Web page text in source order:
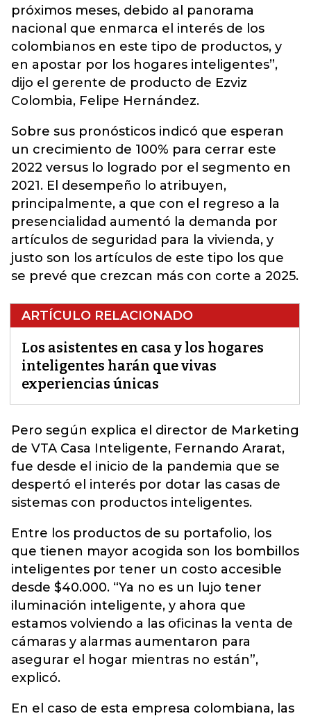
próximos meses, debido al panorama
nacional que enmarca el interés de los
colombianos en este tipo de productos, y
en apostar por los hogares inteligentes”,
dijo el gerente de producto de Ezviz
Colombia, Felipe Hernández.
Sobre sus pronósticos indicó que esperan
un crecimiento de 100% para cerrar este
2022 versus lo logrado por el segmento en
2021. El desempeño lo atribuyen,
principalmente, a que con el regreso a la
presencialidad aumentó la demanda por
artículos de seguridad para la vivienda, y
justo son los artículos de este tipo los que
se prevé que crezcan más con corte a 2025.
ARTÍCULO RELACIONADO
Los asistentes en casa y los hogares
inteligentes harán que vivas
experiencias únicas
Pero según explica el director de Marketing
de VTA Casa Inteligente, Fernando Ararat,
fue desde el inicio de la pandemia que se
despertó el interés por dotar las casas de
sistemas con productos inteligentes.
Entre los productos de su portafolio, los
que tienen mayor acogida son los bombillos
inteligentes por tener un costo accesible
desde $40.000. “Ya no es un lujo tener
iluminación inteligente, y ahora que
estamos volviendo a las oficinas la venta de
cámaras y alarmas aumentaron para
asegurar el hogar mientras no están”,
explicó.
En el caso de esta empresa colombiana, las